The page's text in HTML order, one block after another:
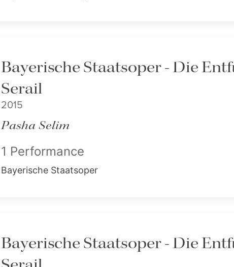
Bayerische Staatsoper - Die
Serail
2015
Pasha Selim
1 Performance
Bayerische Staatsoper
Bayerische Staatsoper - Die